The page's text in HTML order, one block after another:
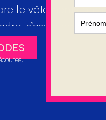
le vêtement
s’assumer et